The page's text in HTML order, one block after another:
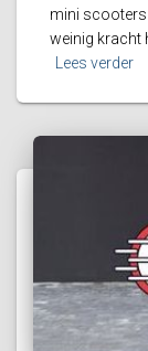
mini scooters
weinig kracht
Lees verder